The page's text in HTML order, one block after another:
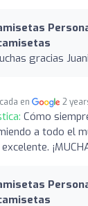
gracias Juani
en 2
Cómo
a todo el